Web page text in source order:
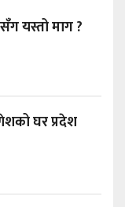
यस्तो माग ?
घर प्रदेश